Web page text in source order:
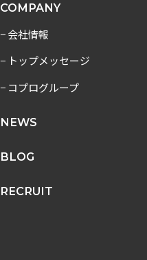
COMPANY
− 会社情報
− トップメッセージ
− コプログループ
NEWS
BLOG
RECRUIT